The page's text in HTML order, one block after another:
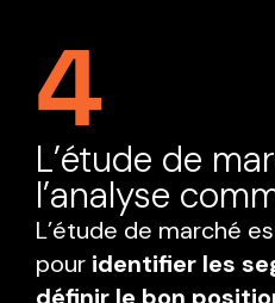
4
L’étude de
l’analyse
L’étude de marché
pour identifier les
définir le bon